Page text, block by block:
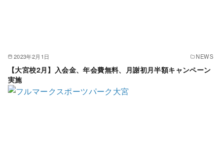
2023年2月1日 NEWS
【大宮校2月】入会金、年会費無料、月謝初月半額キャンペーン
実施